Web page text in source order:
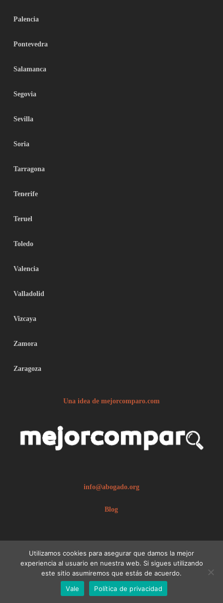
Palencia
Pontevedra
Salamanca
Segovia
Sevilla
Soria
Tarragona
Tenerife
Teruel
Toledo
Valencia
Valladolid
Vizcaya
Zamora
Zaragoza
Una idea de mejorcomparo.com
info@abogado.org
Blog
© 2026 abogado.org.Aviso legal
Utilizamos cookies para asegurar que damos la mejor
experiencia al usuario en nuestra web. Si sigues utilizando
este sitio asumiremos que estás de acuerdo.
Vale
Política de privacidad